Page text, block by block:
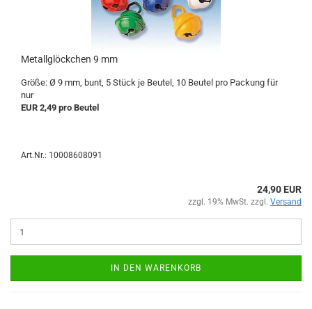
Metallglöckchen 9 mm
Größe: Ø 9 mm, bunt, 5 Stück je Beutel, 10 Beutel pro Packung für
nur
EUR 2,49 pro Beutel
Art.Nr.: 10008608091
24,90 EUR
zzgl. 19% MwSt. zzgl. Versand
IN DEN WARENKORB